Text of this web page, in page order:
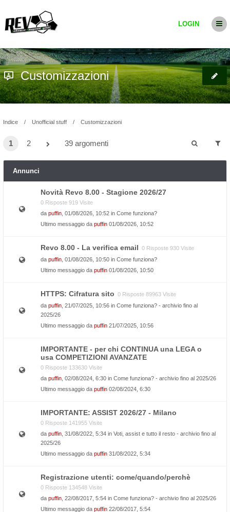
LOGIN
Customizzazioni
Indice Unofficial stuff Customizzazioni
1 2 39 argomenti
Annunci
Novità Revo 8.00 - Stagione 2026/27
0 Risposte 919 Visite
da puffin , 01/08/2026, 10:52 in Come funziona?
Ultimo messaggio da puffin 01/08/2026, 10:52
Revo 8.00 - La verifica email 0 Risposte 930 Visite
da puffin , 01/08/2026, 10:50 in Come funziona?
Ultimo messaggio da puffin 01/08/2026, 10:50
HTTPS: Cifratura sito 0 Risposte 89963 Visite
da puffin , 21/07/2025, 10:56 in Come funziona? - archivio fino al
2025/26
Ultimo messaggio da puffin 21/07/2025, 10:56
IMPORTANTE - per chi CONTINUA una LEGA o
usa COMPETIZIONI AVANZATE
0 Risposte 133630 Visite
da puffin , 02/08/2024, 6:30 in Come funziona? - archivio fino al 2025/26
Ultimo messaggio da puffin 02/08/2024, 6:30
IMPORTANTE: ASSIST 2026/27 - Milano
0 Risposte 141955 Visite
da puffin , 31/08/2022, 5:34 in Voti, assist e tutto il resto - archivio fino al
2025/26
Ultimo messaggio da puffin 31/08/2022, 5:34
Registrazione utenti: come/quando/perchè
0 Risposte 134548 Visite
da puffin , 22/08/2017, 5:54 in Come funziona? - archivio fino al 2025/26
Ultimo messaggio da puffin 22/08/2017, 5:54